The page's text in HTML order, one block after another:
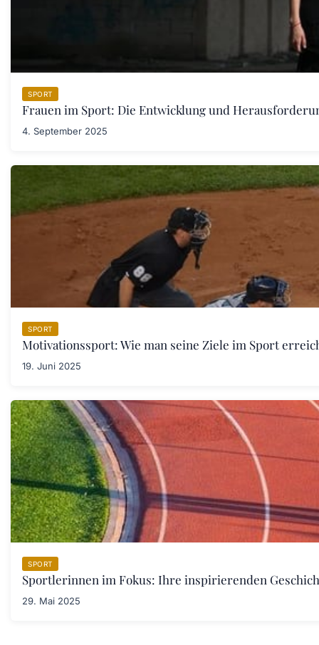
SPORT
Frauen im Sport: Die Entwicklung und
4. September 2025
SPORT
Motivationssport: Wie man seine Ziele im Sport
19. Juni 2025
SPORT
Sportlerinnen im Fokus: Ihre inspirierenden
29. Mai 2025